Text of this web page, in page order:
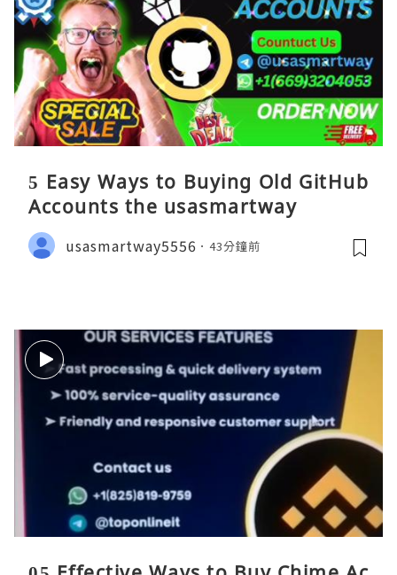
5 Easy Ways to Buying Old GitHub
Accounts the usasmartway
usasmartway5556 43分鐘前